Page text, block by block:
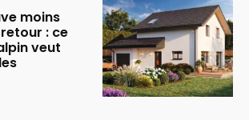
moins
: ce
veut